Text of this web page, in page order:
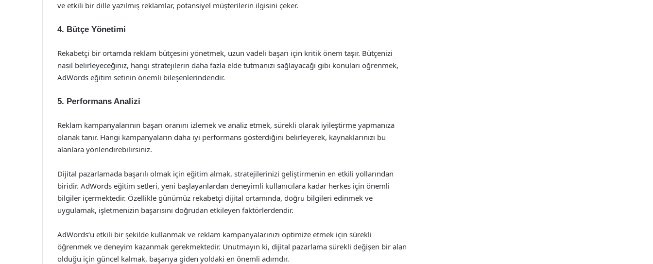
ve etkili bir dille yazılmış reklamlar, potansiyel müşterilerin ilgisini çeker.
4. Bütçe Yönetimi
Rekabetçi bir ortamda reklam bütçesini yönetmek, uzun vadeli başarı için kritik önem taşır. Bütçenizi
nasıl belirleyeceğiniz, hangi stratejilerin daha fazla elde tutmanızı sağlayacağı gibi konuları öğrenmek,
AdWords eğitim setinin önemli bileşenlerindendir.
5. Performans Analizi
Reklam kampanyalarının başarı oranını izlemek ve analiz etmek, sürekli olarak iyileştirme yapmanıza
olanak tanır. Hangi kampanyaların daha iyi performans gösterdiğini belirleyerek, kaynaklarınızı bu
alanlara yönlendirebilirsiniz.
Dijital pazarlamada başarılı olmak için eğitim almak, stratejilerinizi geliştirmenin en etkili yollarından
biridir. AdWords eğitim setleri, yeni başlayanlardan deneyimli kullanıcılara kadar herkes için önemli
bilgiler içermektedir. Özellikle günümüz rekabetçi dijital ortamında, doğru bilgileri edinmek ve
uygulamak, işletmenizin başarısını doğrudan etkileyen faktörlerdendir.
AdWords’u etkili bir şekilde kullanmak ve reklam kampanyalarınızı optimize etmek için sürekli
öğrenmek ve deneyim kazanmak gerekmektedir. Unutmayın ki, dijital pazarlama sürekli değişen bir alan
olduğu için güncel kalmak, başarıya giden yoldaki en önemli adımdır.